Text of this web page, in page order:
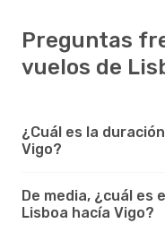
Preguntas
vuelos de
¿Cuál es la
Vigo?
De media, ¿cuál es
Lisboa hacía Vigo?